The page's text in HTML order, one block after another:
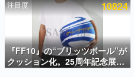
連載・特集一覧
殿堂入り記事
SNS拡散数が数千以
ど。多くの人々に読
事をまとめました。
ルライク』無料公開。返事に失
敗すると「YOU DIED」
注目度 10824
『FF10』の“ブリッツボール”が
クッション化。25周年記念展
「FINAL FANTASY X